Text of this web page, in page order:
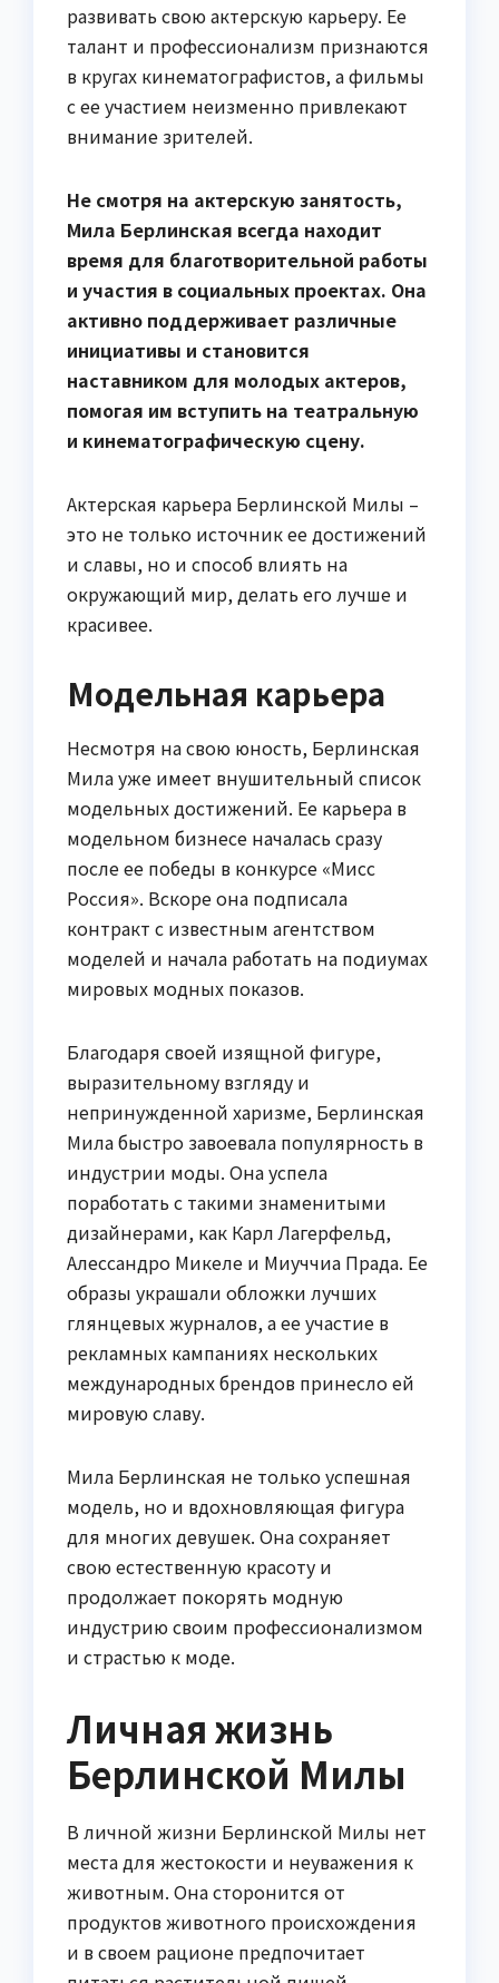
развивать свою актерскую карьеру. Ее
талант и профессионализм признаются
в кругах кинематографистов, а фильмы
с ее участием неизменно привлекают
внимание зрителей.
Не смотря на актерскую занятость,
Мила Берлинская всегда находит
время для благотворительной работы
и участия в социальных проектах. Она
активно поддерживает различные
инициативы и становится
наставником для молодых актеров,
помогая им вступить на театральную
и кинематографическую сцену.
Актерская карьера Берлинской Милы –
это не только источник ее достижений
и славы, но и способ влиять на
окружающий мир, делать его лучше и
красивее.
Модельная карьера
Несмотря на свою юность, Берлинская
Мила уже имеет внушительный список
модельных достижений. Ее карьера в
модельном бизнесе началась сразу
после ее победы в конкурсе «Мисс
Россия». Вскоре она подписала
контракт с известным агентством
моделей и начала работать на подиумах
мировых модных показов.
Благодаря своей изящной фигуре,
выразительному взгляду и
непринужденной харизме, Берлинская
Мила быстро завоевала популярность в
индустрии моды. Она успела
поработать с такими знаменитыми
дизайнерами, как Карл Лагерфельд,
Алессандро Микеле и Миуччиа Прада. Ее
образы украшали обложки лучших
глянцевых журналов, а ее участие в
рекламных кампаниях нескольких
международных брендов принесло ей
мировую славу.
Мила Берлинская не только успешная
модель, но и вдохновляющая фигура
для многих девушек. Она сохраняет
свою естественную красоту и
продолжает покорять модную
индустрию своим профессионализмом
и страстью к моде.
Личная жизнь
Берлинской Милы
В личной жизни Берлинской Милы нет
места для жестокости и неуважения к
животным. Она сторонится от
продуктов животного происхождения
и в своем рационе предпочитает